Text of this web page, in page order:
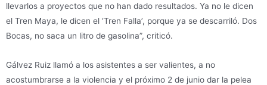
llevarlos a proyectos que no han dado resultados. Ya no le dicen
el Tren Maya, le dicen el ‘Tren Falla’, porque ya se descarriló. Dos
Bocas, no saca un litro de gasolina”, criticó.
Gálvez Ruiz llamó a los asistentes a ser valientes, a no
acostumbrarse a la violencia y el próximo 2 de junio dar la pelea